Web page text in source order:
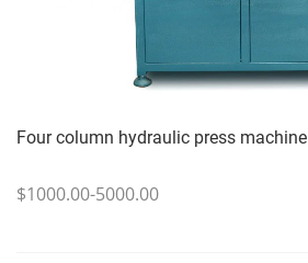
Four column hydraulic press machine
$1000.00-5000.00